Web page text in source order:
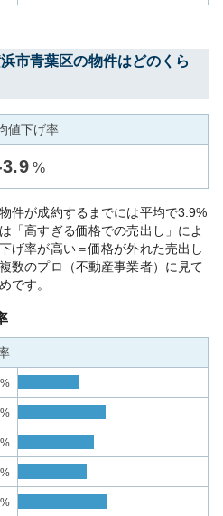
市青葉区の物件はどのくら
値下げ率
3.9 %
件が成約するまでには平均で3.9%
「高すぎる価格での売出し」によ
げ率が高い＝価格が外れた売出し
数のプロ（不動産事業者）に見て
です。
%
%
%
%
%